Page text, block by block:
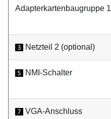
Adapterkartenbaugruppe 1
3 Netzteil 2 (optional)
5 NMI-Schalter
7 VGA-Anschluss